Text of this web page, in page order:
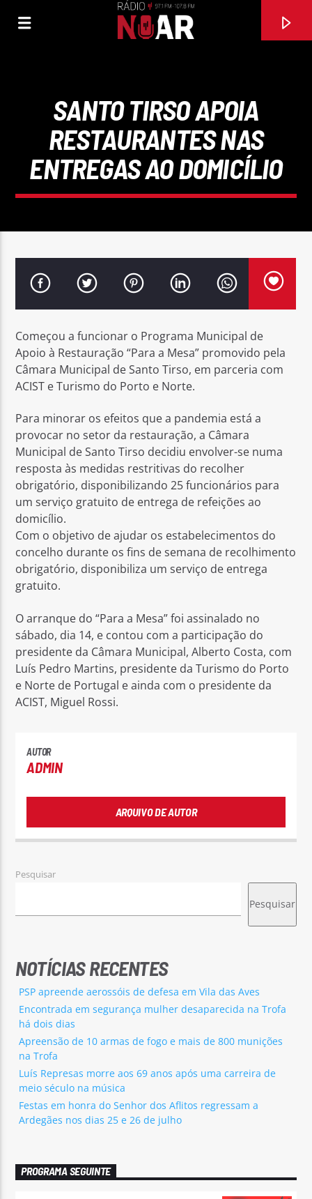
97.1FM E 107.8 FM
Rádio No ar
SANTO TIRSO APOIA
RESTAURANTES NAS
ENTREGAS AO DOMICÍLIO
Começou a funcionar o Programa Municipal de
Apoio à Restauração “Para a Mesa” promovido pela
Câmara Municipal de Santo Tirso, em parceria com
ACIST e Turismo do Porto e Norte.
Para minorar os efeitos que a pandemia está a
provocar no setor da restauração, a Câmara
Municipal de Santo Tirso decidiu envolver-se numa
resposta às medidas restritivas do recolher
obrigatório, disponibilizando 25 funcionários para
um serviço gratuito de entrega de refeições ao
domicílio.
Com o objetivo de ajudar os estabelecimentos do
concelho durante os fins de semana de recolhimento
obrigatório, disponibiliza um serviço de entrega
gratuito.
O arranque do “Para a Mesa” foi assinalado no
sábado, dia 14, e contou com a participação do
presidente da Câmara Municipal, Alberto Costa, com
Luís Pedro Martins, presidente da Turismo do Porto
e Norte de Portugal e ainda com o presidente da
ACIST, Miguel Rossi.
AUTOR
ADMIN
ARQUIVO DE AUTOR
Pesquisar
Pesquisar
NOTÍCIAS RECENTES
PSP apreende aerossóis de defesa em Vila das Aves
Encontrada em segurança mulher desaparecida na Trofa
há dois dias
Apreensão de 10 armas de fogo e mais de 800 munições
na Trofa
Luís Represas morre aos 69 anos após uma carreira de
meio século na música
Festas em honra do Senhor dos Aflitos regressam a
Ardegães nos dias 25 e 26 de julho
PROGRAMA SEGUINTE